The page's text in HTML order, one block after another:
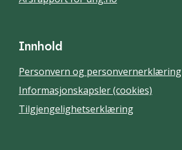
Innhold
Personvern og personvernerklæring
Informasjonskapsler (cookies)
Tilgjengelighetserklæring